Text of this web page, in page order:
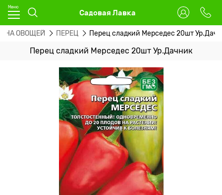
Садовая Лавка
ОВОЩЕЙ ПЕРЕЦ Перец сладкий Мерседес 20шт
Перец сладкий Мерседес 20шт Ур.Дачник